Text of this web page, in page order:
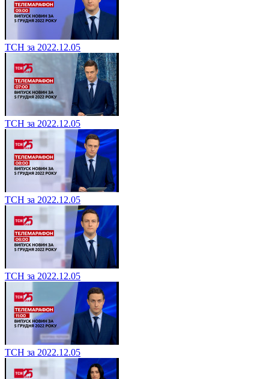
ТСН за 2022.12.05
ТСН за 2022.12.05
ТСН за 2022.12.05
ТСН за 2022.12.05
ТСН за 2022.12.05